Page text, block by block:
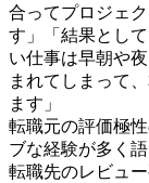
合ってプロジェ
す」「結果とし
い仕事は早朝や
まれてしまって
ます」
転職元の評価極
ブな経験が多く
転職先のレビュ